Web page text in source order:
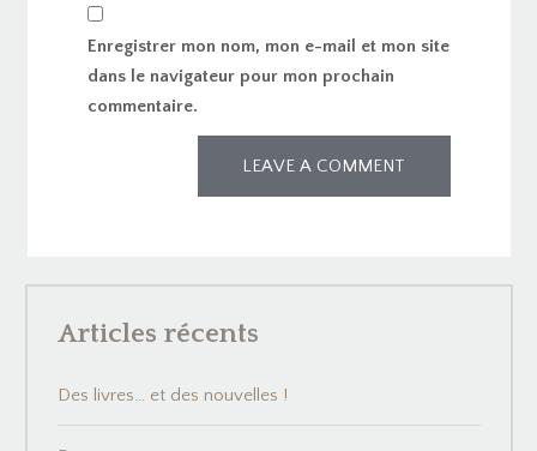
Enregistrer mon nom, mon e-mail et mon site
dans le navigateur pour mon prochain
commentaire.
Articles récents
Des livres… et des nouvelles !